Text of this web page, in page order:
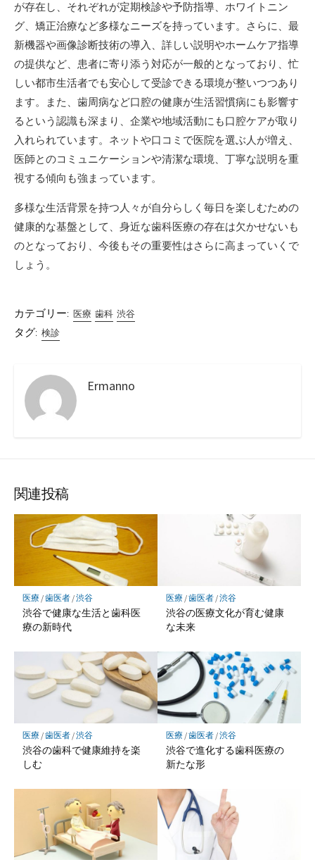
が存在し、それぞれが定期検診や予防指導、ホワイトニン
グ、矯正治療など多様なニーズを持っています。さらに、最
新機器や画像診断技術の導入、詳しい説明やホームケア指導
の提供など、患者に寄り添う対応が一般的となっており、忙
しい都市生活者でも安心して受診できる環境が整いつつあり
ます。また、歯周病など口腔の健康が生活習慣病にも影響す
るという認識も深まり、企業や地域活動にも口腔ケアが取り
入れられています。ネットや口コミで医院を選ぶ人が増え、
医師とのコミュニケーションや清潔な環境、丁寧な説明を重
視する傾向も強まっています。
多様な生活背景を持つ人々が自分らしく毎日を楽しむための
健康的な基盤として、身近な歯科医療の存在は欠かせないも
のとなっており、今後もその重要性はさらに高まっていくで
しょう。
カテゴリー: 医療 歯科 渋谷
タグ: 検診
Ermanno
関連投稿
医療/歯医者/渋谷
渋谷で健康な生活と歯科医
療の新時代
医療/歯医者/渋谷
渋谷の医療文化が育む健康
な未来
医療/歯医者/渋谷
渋谷の歯科で健康維持を楽
しむ
医療/歯医者/渋谷
渋谷で進化する歯科医療の
新たな形